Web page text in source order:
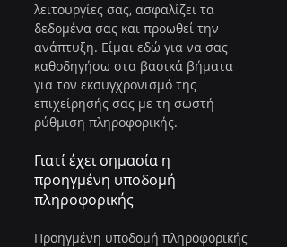
λειτουργίες σας, ασφαλίζει τα
δεδομένα σας και προωθεί την
ανάπτυξη. Είμαι εδώ για να σας
καθοδηγήσω στα βασικά βήματα
για τον εκσυγχρονισμό της
επιχείρησής σας με τη σωστή
ρύθμιση πληροφορικής.
Γιατί έχει σημασία η
προηγμένη υποδομή
πληροφορικής
Προηγμένη υποδομή πληροφορικής